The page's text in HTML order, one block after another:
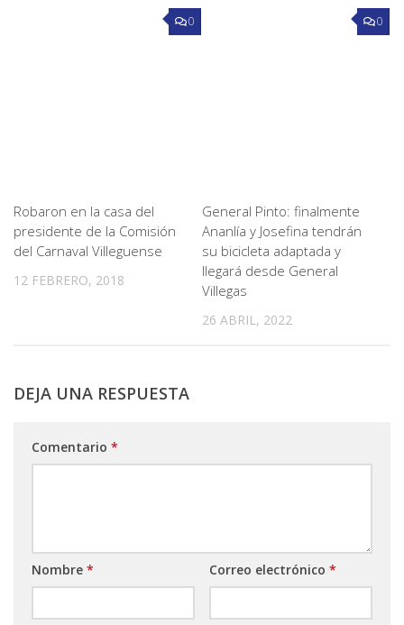
0
Robaron en la casa del
presidente de la Comisión
del Carnaval Villeguense
12 FEBRERO, 2018
0
General Pinto: finalmente
Ananlía y Josefina tendrán
su bicicleta adaptada y
llegará desde General
Villegas
26 ABRIL, 2022
DEJA UNA RESPUESTA
Comentario *
Nombre * Correo electrónico *